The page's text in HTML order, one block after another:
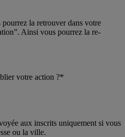
la retrouver dans votre
Ainsi vous pourrez la re-
votre action ?*
aux inscrits uniquement si vous
ou la ville.